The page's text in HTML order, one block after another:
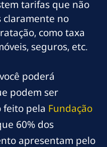
tarifas que não
no
como taxa
seguros, etc.
poderá
podem ser
feito pela Fundação
60% dos
apresentam pelo